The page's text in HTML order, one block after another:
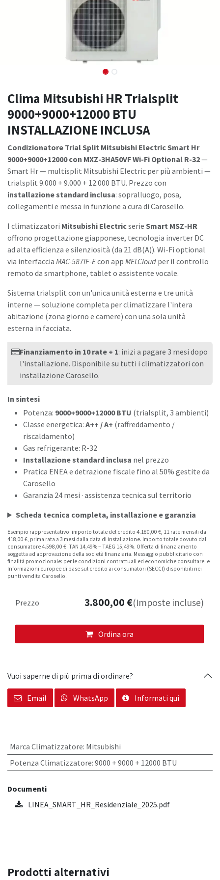
Clima Mitsubishi HR Trialsplit
9000+9000+12000 BTU
INSTALLAZIONE INCLUSA
Condizionatore Trial Split Mitsubishi Electric Smart Hr
9000+9000+12000 con MXZ-3HA50VF Wi-Fi Optional R-32—
Smart Hr — multisplit Mitsubishi Electric per più ambienti —
trialsplit 9.000 + 9.000 + 12.000 BTU. Prezzo con
installazione standard inclusa: sopralluogo, posa,
collegamenti e messa in funzione a cura di Carosello.
I climatizzatori Mitsubishi Electricserie Smart MSZ-HR
offrono progettazione giapponese, tecnologia inverter DC
ad alta efficienza e silenziosità (da 21 dB(A)). Wi-Fi optional
via interfaccia MAC-587IF-Econ app MELCloud per il controllo
remoto da smartphone, tablet o assistente vocale.
Sistema trialsplit con un'unica unità esterna e tre unità
interne — soluzione completa per climatizzare l'intera
abitazione (zona giorno e camere) con una sola unità
esterna in facciata.
Finanziamento in 10 rate + 1: inizi a pagare 3 mesi dopo
l'installazione. Disponibile su tutti i climatizzatori con
installazione Carosello.
In sintesi
Potenza: 9000+9000+12000 BTU (trialsplit, 3 ambienti)
Classe energetica: A++ / A+ (raffreddamento /
riscaldamento)
Gas refrigerante: R-32
Installazione standard inclusa nel prezzo
Pratica ENEA e detrazione fiscale fino al 50% gestite da
Carosello
Garanzia 24 mesi · assistenza tecnica sul territorio
Scheda tecnica completa, installazione e garanzia
Esempio rappresentativo: importo totale del credito 4.180,00 €, 11 rate mensili da
418,00 €, prima rata a 3 mesi dalla data di installazione. Importo totale dovuto dal
consumatore 4.598,00 €. TAN 14,49% – TAEG 15,49%. Offerta di finanziamento
soggetta ad approvazione della società finanziaria. Messaggio pubblicitario con
finalità promozionale: per le condizioni contrattuali ed economiche consultare le
Informazioni europee di base sul credito ai consumatori (SECCI) disponibili nei
punti vendita Carosello.
Ordina ora
Prezzo 3.800,00€(Imposte incluse)
Vuoi saperne di più prima di ordinare?
Email WhatsApp Informati qui
Marca Climatizzatore: Mitsubishi
Potenza Climatizzatore: 9000 + 9000 + 12000 BTU
Documenti
LINEA_SMART_HR_Residenziale_2025.pdf
Prodotti alternativi